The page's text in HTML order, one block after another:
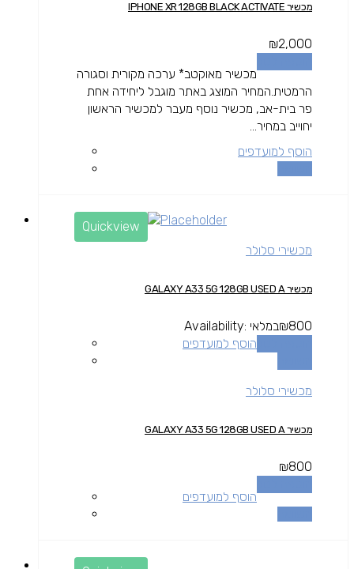
מכשיר IPHONE XR 128GB BLACK ACTIVATE
₪2,000
מכשיר מאוקטב* ערכה מקורית וסגורה
הרמטית.המחיר המוצג באתר מוגבל ליחידה אחת
פר בית-אב, מכשיר נוסף מעבר למכשיר הראשון
יחוייב במחיר...
הוסף למועדפים
Quickview
מכשירי סלולר
מכשיר GALAXY A33 5G 128GB USED A
₪800
Availability: במלאי
הוסף למועדפים
מכשירי סלולר
מכשיר GALAXY A33 5G 128GB USED A
₪800
הוסף למועדפים